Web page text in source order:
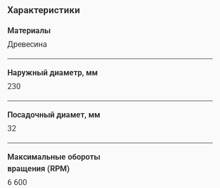
Характеристики
Материалы
Древесина
Наружный диаметр, мм
230
Посадочный диамет, мм
32
Максимальные обороты
вращения (RPM)
6 600